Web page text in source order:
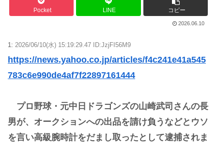
Pocket LINE コピー
2026.06.10
1: 2026/06/10(水) 15:19:29.47 ID:JzjFI56M9
https://news.yahoo.co.jp/articles/f4c241e41a545
783c6e990de4af7f22897161444
プロ野球・元中日ドラゴンズの山崎武司さんの長
男が、オークションへの出品を請け負うなどとウソ
を言い高級腕時計をだまし取ったとして逮捕されま